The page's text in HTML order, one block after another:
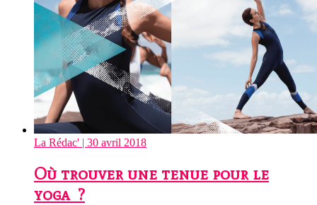
La Rédac' | 30 avril 2018
Où trouver une tenue pour le
yoga ?